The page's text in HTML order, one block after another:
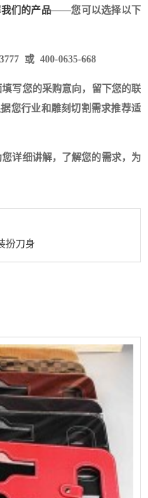
们的产品——您可以选择以下
或 400-0635-668
填写您的采购意向，留下您的联
您行业和雕刻切割需求推荐适
详细讲解，了解您的需求，为
扮刀身